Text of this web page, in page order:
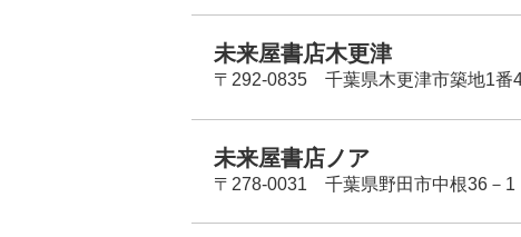
未来屋書店木更津
〒292-0835 千葉県木更津市築地1番
未来屋書店ノア
〒278-0031 千葉県野田市中根36－1